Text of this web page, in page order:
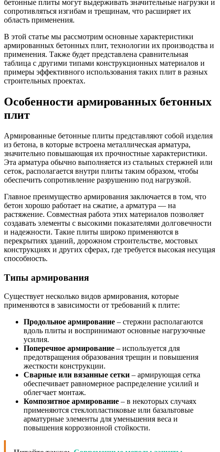
бетонные плиты могут выдерживать значительные нагрузки и
сопротивляться изгибам и трещинам, что расширяет их
область применения.
В этой статье мы рассмотрим основные характеристики
армированных бетонных плит, технологии их производства и
применения. Также будет представлена сравнительная
таблица с другими типами конструкционных материалов и
примеры эффективного использования таких плит в разных
строительных проектах.
Особенности армированных бетонных
плит
Армированные бетонные плиты представляют собой изделия
из бетона, в которые встроена металлическая арматура,
значительно повышающая их прочностные характеристики.
Эта арматура обычно выполняется из стальных стержней или
сеток, располагается внутри плиты таким образом, чтобы
обеспечить сопротивление разрушению под нагрузкой.
Главное преимущество армирования заключается в том, что
бетон хорошо работает на сжатие, а арматура — на
растяжение. Совместная работа этих материалов позволяет
создавать элементы с высокими показателями долговечности
и надежности. Такие плиты широко применяются в
перекрытиях зданий, дорожном строительстве, мостовых
конструкциях и других сферах, где требуется высокая несущая
способность.
Типы армирования
Существует несколько видов армирования, которые
применяются в зависимости от требований к плите:
Продольное армирование – стержни располагаются
вдоль плиты и воспринимают основные нагрузочные
усилия.
Поперечное армирование – используется для
предотвращения образования трещин и повышения
жесткости конструкции.
Сварные или вязанные сетки – армирующая сетка
обеспечивает равномерное распределение усилий и
облегчает монтаж.
Композитное армирование – в некоторых случаях
применяются стеклопластиковые или базальтовые
арматурные элементы для уменьшения веса и
повышения коррозионной стойкости.